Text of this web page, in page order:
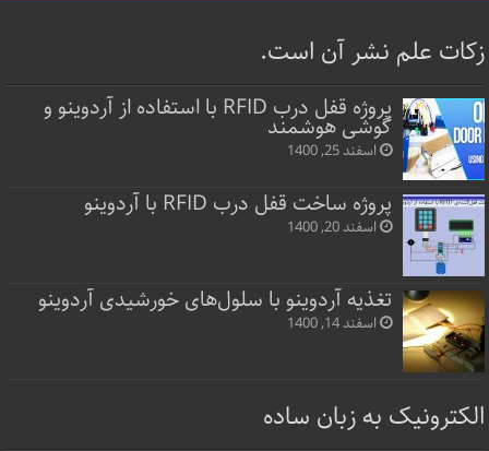
زکات علم نشر آن است.
پروژه قفل‌ درب RFID با استفاده از آردوینو و
گوشی هوشمند
اسفند 25, 1400
پروژه ساخت قفل‌ درب RFID با آردوینو
اسفند 20, 1400
تغذیه آردوینو با سلول‌های خورشیدی آردوینو
اسفند 14, 1400
الکترونیک به زبان ساده